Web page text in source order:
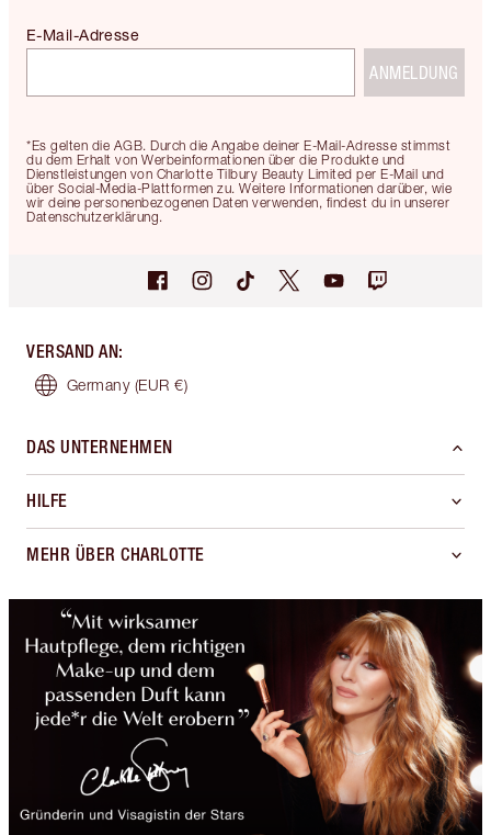
*Es gelten die AGB. Durch die Angabe deiner E-Mail-Adresse stimmst
du dem Erhalt von Werbeinformationen über die Produkte und
Dienstleistungen von Charlotte Tilbury Beauty Limited per E-Mail und
über Social-Media-Plattformen zu. Weitere Informationen darüber, wie
wir deine personenbezogenen Daten verwenden, findest du in unserer
Datenschutzerklärung.
E-Mail-Adresse
ANMELDUNG
VERSAND AN:
Germany (EUR €)
DAS UNTERNEHMEN
HILFE
MEHR ÜBER CHARLOTTE